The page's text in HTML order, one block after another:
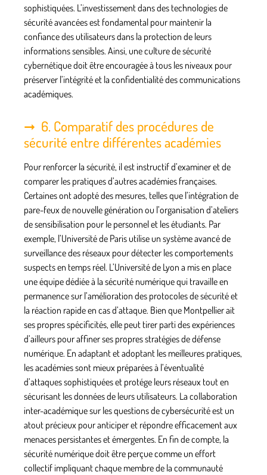
sophistiquées. L’investissement dans des technologies de
sécurité avancées est fondamental pour maintenir la
confiance des utilisateurs dans la protection de leurs
informations sensibles. Ainsi, une culture de sécurité
cybernétique doit être encouragée à tous les niveaux pour
préserver l’intégrité et la confidentialité des communications
académiques.
6. Comparatif des procédures de
sécurité entre différentes académies
Pour renforcer la sécurité, il est instructif d’examiner et de
comparer les pratiques d’autres académies françaises.
Certaines ont adopté des mesures, telles que l’intégration de
pare-feux de nouvelle génération ou l’organisation d’ateliers
de sensibilisation pour le personnel et les étudiants. Par
exemple, l’Université de Paris utilise un système avancé de
surveillance des réseaux pour détecter les comportements
suspects en temps réel. L’Université de Lyon a mis en place
une équipe dédiée à la sécurité numérique qui travaille en
permanence sur l’amélioration des protocoles de sécurité et
la réaction rapide en cas d’attaque. Bien que Montpellier ait
ses propres spécificités, elle peut tirer parti des expériences
d’ailleurs pour affiner ses propres stratégies de défense
numérique. En adaptant et adoptant les meilleures pratiques,
les académies sont mieux préparées à l’éventualité
d’attaques sophistiquées et protége leurs réseaux tout en
sécurisant les données de leurs utilisateurs. La collaboration
inter-académique sur les questions de cybersécurité est un
atout précieux pour anticiper et répondre efficacement aux
menaces persistantes et émergentes. En fin de compte, la
sécurité numérique doit être perçue comme un effort
collectif impliquant chaque membre de la communauté